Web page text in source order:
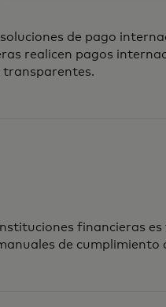
de pago
realicen pagos
transparentes.
financieras
de cumplimiento